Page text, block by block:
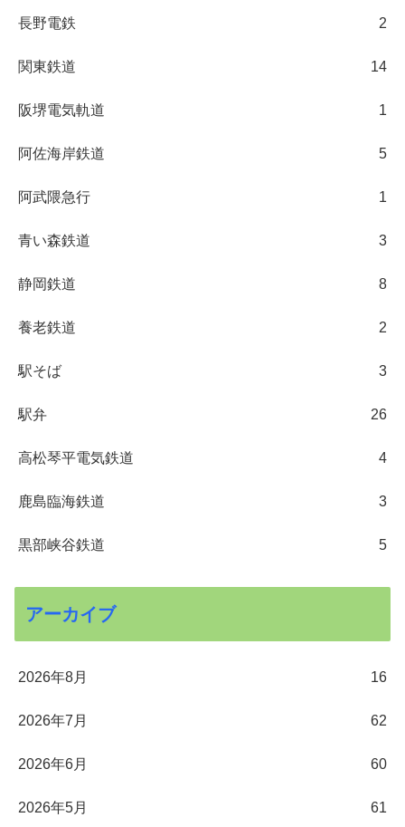
長野電鉄 2
関東鉄道 14
阪堺電気軌道 1
阿佐海岸鉄道 5
阿武隈急行 1
青い森鉄道 3
静岡鉄道 8
養老鉄道 2
駅そば 3
駅弁 26
高松琴平電気鉄道 4
鹿島臨海鉄道 3
黒部峡谷鉄道 5
アーカイブ
2026年8月 16
2026年7月 62
2026年6月 60
2026年5月 61